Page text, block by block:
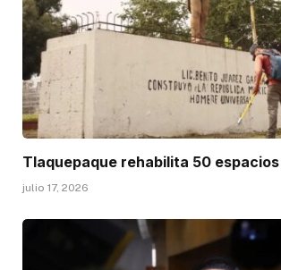
Tlaquepaque rehabilita 50
julio 17, 2026